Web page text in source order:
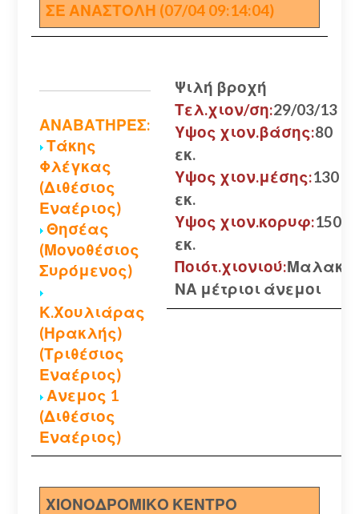
ΣΕ ΑΝΑΣΤΟΛΗ (07/04 09:14:04)
ΑΝΑΒΑΤΗΡΕΣ:
Τάκης
Φλέγκας
(Διθέσιος
Εναέριος)
Θησέας
(Μονοθέσιος
Συρόμενος)
Κ.Χουλιάρας
(Ηρακλής)
(Τριθέσιος
Εναέριος)
Ανεμος 1
(Διθέσιος
Εναέριος)
Ψιλή βροχή
Τελ.χιον/ση:29/03/13
Υψος χιον.βάσης:80
εκ.
Υψος χιον.μέσης:130
εκ.
Υψος χιον.κορυφ:150
εκ.
Ποιότ.χιονιού:Μαλακό
ΝΑ μέτριοι άνεμοι
ΧΙΟΝΟΔΡΟΜΙΚΟ ΚΕΝΤΡΟ